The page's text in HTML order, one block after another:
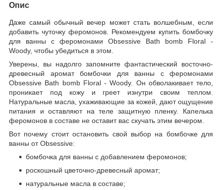
Опис
Даже самый обычный вечер может стать волшебным, если
добавить чуточку феромонов. Рекомендуем купить бомбочку
для ванны с феромонами Obsessive Bath bomb Floral -
Woody, чтобы убедиться в этом.
Уверены, вы надолго запомните фантастический восточно-
древесный аромат бомбочки для ванны с феромонами
Obsessive Bath bomb Floral - Woody. Он обволакивает тело,
проникает под кожу и греет изнутри своим теплом.
Натуральные масла, ухаживающие за кожей, дают ощущение
питания и оставляют на теле защитную пленку. Капелька
феромонов в составе не оставит вас скучать этим вечером.
Вот почему стоит остановить свой выбор на бомбочке для
ванны от Obsessive:
бомбочка для ванны с добавлением феромонов;
роскошный цветочно-древесный аромат;
натуральные масла в составе;